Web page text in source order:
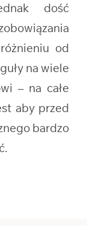
dość
od
na wiele
– na całe
aby przed
bardzo